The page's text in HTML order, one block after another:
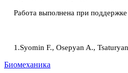
Работа выполнена при
1.Syomin F., Osepyan A.,
Биомеханика